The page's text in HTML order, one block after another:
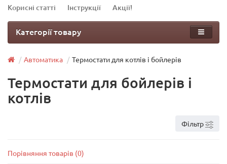
Корисні статті
Інструкції Акції!
Категорії товару
Автоматика Термостати для котлів і бойлерів
Термостати для бойлерів і
котлів
Фільтр
Порівняння товарів (0)